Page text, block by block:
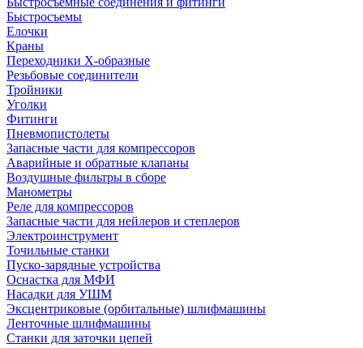
Быстросъемы
Елочки
Краны
Переходники Х-образные
Резьбовые соединители
Тройники
Уголки
Фитинги
Пневмопистолеты
Запасные части для компрессоров
Аварийные и обратные клапаны
Воздушные фильтры в сборе
Манометры
Реле для компрессоров
Запасные части для нейлеров и степлеров
Электроинструмент
Точильные станки
Пуско-зарядные устройства
Оснастка для МФИ
Насадки для УШМ
Эксцентриковые (орбитальные) шлифмашины
Ленточные шлифмашины
Станки для заточки цепей